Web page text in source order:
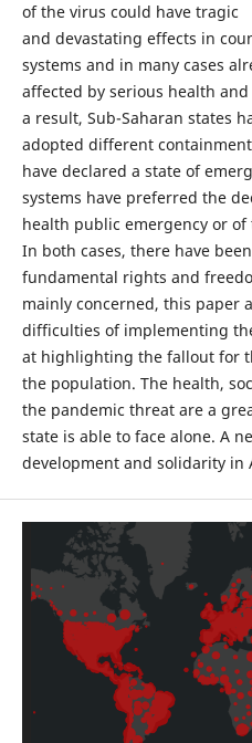
of the virus could have tragic
and devastating effects in
systems and in many cases
affected by serious health
a result, Sub-Saharan states
adopted different
have declared a state of
systems have preferred the
health public emergency or
In both cases, there have
fundamental rights and
mainly concerned, this paper
difficulties of implementing
at highlighting the fallout for
the population. The health,
the pandemic threat are a
state is able to face alone. A
development and solidarity in